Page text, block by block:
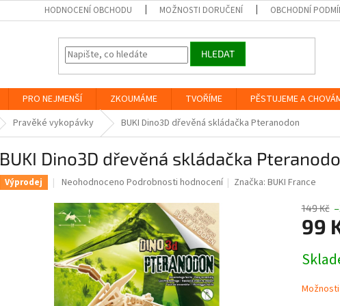
HODNOCENÍ OBCHODU MOŽNOSTI DORUČENÍ OBCHODNÍ
HLEDAT
PRO NEJMENŠÍ ZKOUMÁME TVOŘÍME PĚSTUJEME A
Pravěké vykopávky BUKI Dino3D dřevěná skládačka Pteranodon
BUKI Dino3D dřevěná skládačka
Výprodej
Průměrné
produktu
je
0,0
z
5
hvězdiček.
Neohodnoceno Podrobnosti hodnocení Značka:BUKI France
149 Kč
99
cena: